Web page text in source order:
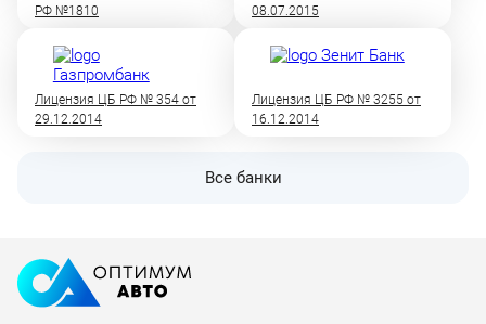
РФ №1810
08.07.2015
Лицензия ЦБ РФ № 354 от
29.12.2014
Лицензия ЦБ РФ № 3255 от
16.12.2014
Все банки